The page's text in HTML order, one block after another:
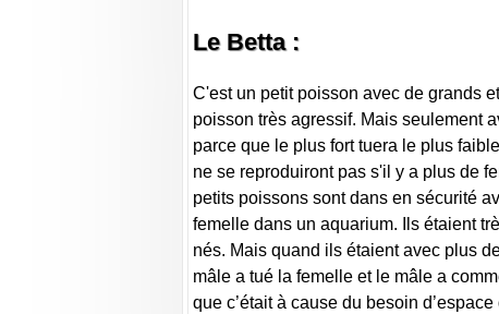
Le Betta :
C'est un petit poisson avec de grands
poisson très agressif. Mais seulement
parce que le plus fort tuera le plus
ne se reproduiront pas s'il y a plus de
petits poissons sont dans en sécurité
femelle dans un aquarium. Ils étaient
nés. Mais quand ils étaient avec plus
mâle a tué la femelle et le mâle a
que c’était à cause du besoin